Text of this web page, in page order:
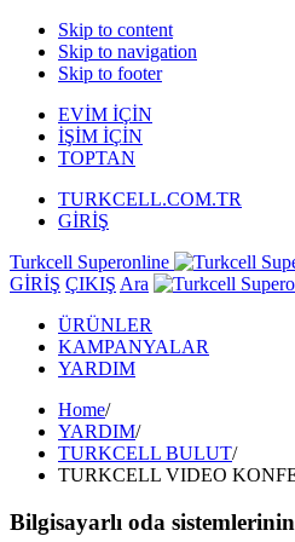
Skip to content
Skip to navigation
Skip to footer
EVİM İÇİN
İŞİM İÇİN
TOPTAN
TURKCELL.COM.TR
GİRİŞ
Turkcell Superonline
GİRİŞ ÇIKIŞ Ara
ÜRÜNLER
KAMPANYALAR
YARDIM
Home/
YARDIM/
TURKCELL BULUT/
TURKCELL VIDEO
Bilgisayarlı oda